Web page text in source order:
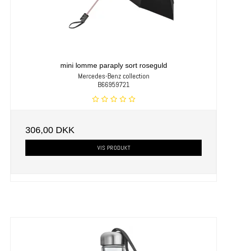
mini lomme paraply sort roseguld
Mercedes-Benz collection
B66959721
306,00 DKK
VIS PRODUKT